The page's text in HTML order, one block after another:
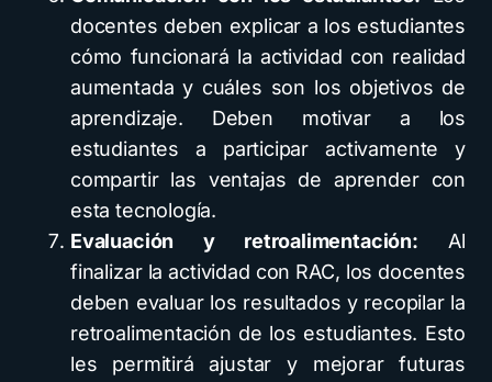
docentes deben explicar a los estudiantes
cómo funcionará la actividad con realidad
aumentada y cuáles son los objetivos de
aprendizaje. Deben motivar a los
estudiantes a participar activamente y
compartir las ventajas de aprender con
esta tecnología.
Evaluación y retroalimentación: Al
finalizar la actividad con RAC, los docentes
deben evaluar los resultados y recopilar la
retroalimentación de los estudiantes. Esto
les permitirá ajustar y mejorar futuras